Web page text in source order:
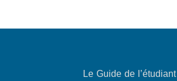
Le Guide de l’étudiant